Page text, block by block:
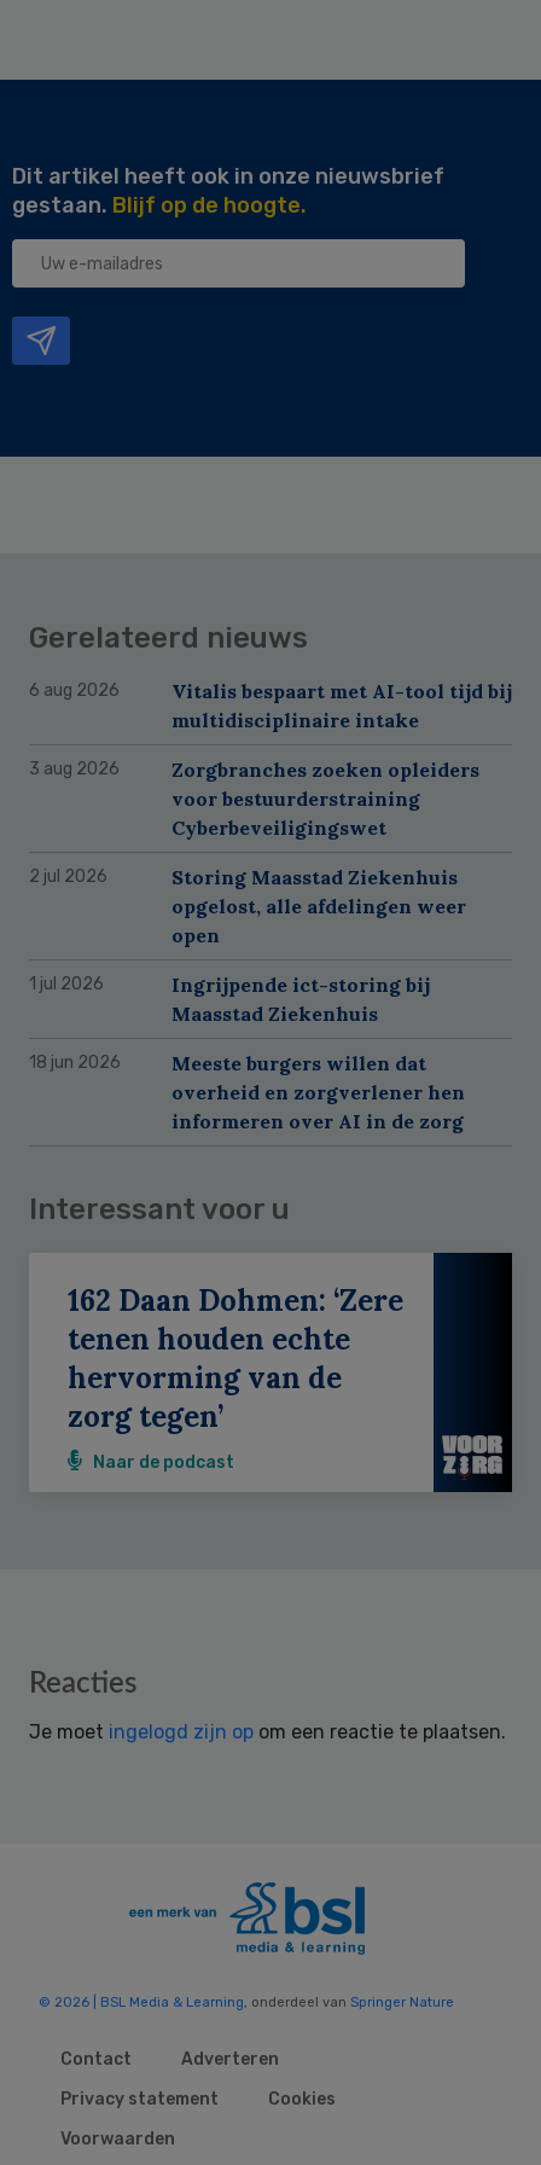
Dit artikel heeft ook in onze nieuwsbrief
gestaan. Blijf op de hoogte.
Uw
Gerelateerd nieuws
6 aug 2026
Vitalis bespaart met AI-tool tijd bij
multidisciplinaire intake
3 aug 2026
Zorgbranches zoeken opleiders
voor bestuurderstraining
Cyberbeveiligingswet
2 jul 2026
Storing Maasstad Ziekenhuis
opgelost, alle afdelingen weer
open
1 jul 2026
Ingrijpende ict-storing bij
Maasstad Ziekenhuis
18 jun 2026
Meeste burgers willen dat
overheid en zorgverlener hen
informeren over AI in de zorg
Interessant voor u
162 Daan Dohmen: ‘Zere
tenen houden echte
hervorming van de
zorg tegen’
Naar de podcast
Reader
Reacties
Je moet ingelogd zijn op om een reactie te plaatsen.
© 2026 | BSL Media & Learning, onderdeel van Springer Nature
Contact
Adverteren
Privacy statement
Cookies
Voorwaarden